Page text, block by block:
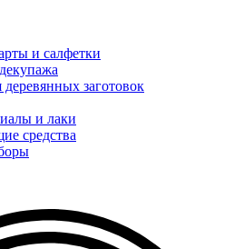
и салфетки
заготовок
и лаки
средства